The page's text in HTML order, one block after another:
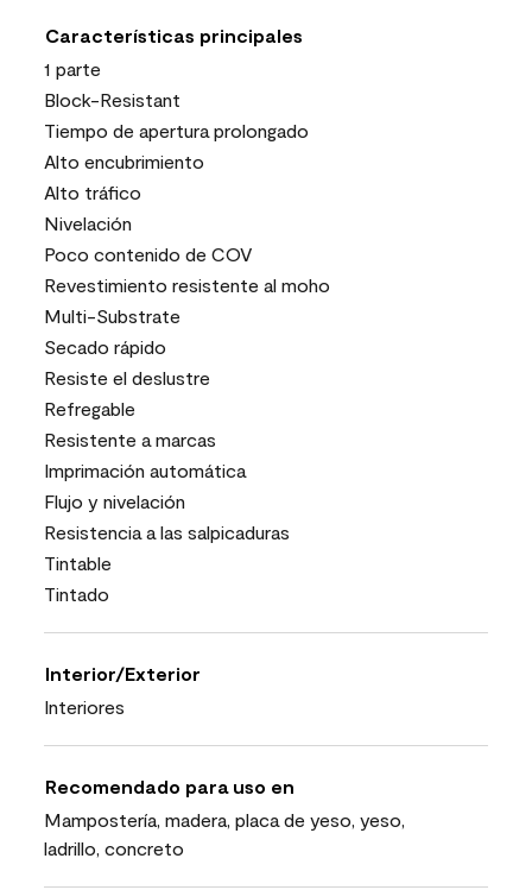
Características principales
1 parte
Block-Resistant
Tiempo de apertura prolongado
Alto encubrimiento
Alto tráfico
Nivelación
Poco contenido de COV
Revestimiento resistente al moho
Multi-Substrate
Secado rápido
Resiste el deslustre
Refregable
Resistente a marcas
Imprimación automática
Flujo y nivelación
Resistencia a las salpicaduras
Tintable
Tintado
Interior/Exterior
Interiores
Recomendado para uso en
Mampostería, madera, placa de yeso, yeso,
ladrillo, concreto